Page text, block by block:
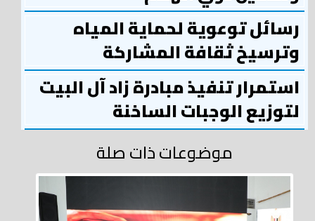
رسائل توعوية لحماية المياه
وترسيخ ثقافة المشاركة
استمرار تنفيذ مبادرة زاد آل البيت
لتوزيع الوجبات الساخنة
موضوعات ذات صلة